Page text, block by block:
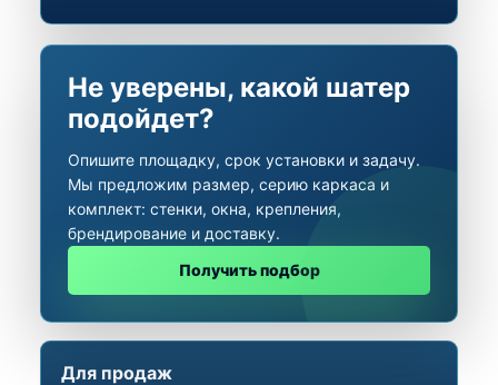
Не уверены, какой шатер
подойдет?
Опишите площадку, срок установки и задачу.
Мы предложим размер, серию каркаса и
комплект: стенки, окна, крепления,
брендирование и доставку.
Получить подбор
Для продаж